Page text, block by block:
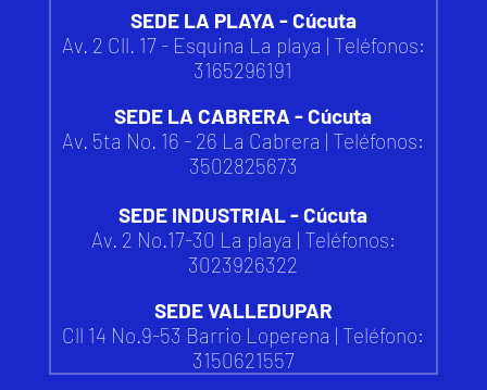
SEDE LA PLAYA - Cúcuta
Av. 2 Cll. 17 - Esquina La playa | Teléfonos:
3165296191
SEDE LA CABRERA - Cúcuta
Av. 5ta No. 16 - 26 La Cabrera | Teléfonos:
3502825673
SEDE INDUSTRIAL - Cúcuta
Av. 2 No.17-30 La playa | Teléfonos:
3023926322
SEDE VALLEDUPAR
Cll 14 No.9-53 Barrio Loperena | Teléfono:
3150621557